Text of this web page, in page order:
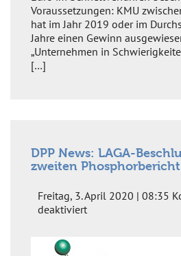
für
KMU
mit
100%iger
Voraussetzungen: KMU
hat im Jahr 2019 oder im
Jahre einen Gewinn
„Unternehmen in
[…]
DPP News: LAGA-
zweiten Phosphorbericht
Freitag, 3. April 2020 | 08:35
deaktiviertfür